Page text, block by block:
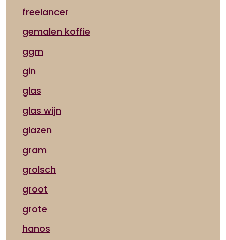
freelancer
gemalen koffie
ggm
gin
glas
glas wijn
glazen
gram
grolsch
groot
grote
hanos